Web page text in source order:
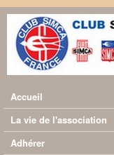
Menu principal
Accueil
La vie de l'association
Adhérer